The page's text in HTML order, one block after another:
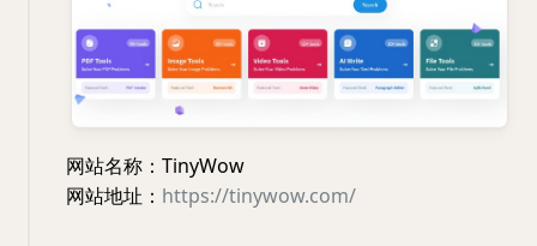
网站名称：TinyWow
网站地址： https://tinywow.com/